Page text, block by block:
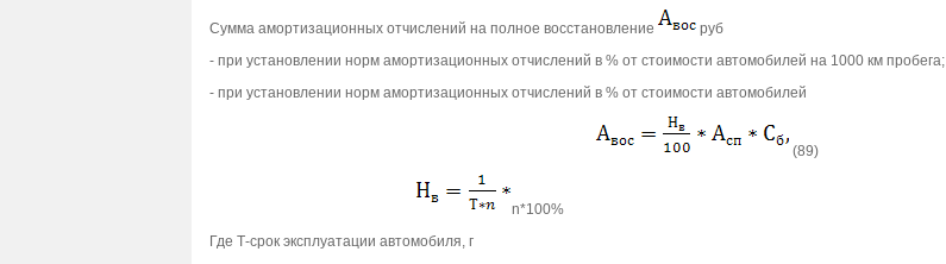
Сумма амортизационных отчислений на полное восстановление
руб
- при установлении норм амортизационных отчислений в % от стоимости автомобилей на 1000 км пробега;
- при установлении норм амортизационных отчислений в % от стоимости автомобилей
(89)
n*100%
Где Т-срок эксплуатации автомобиля, г